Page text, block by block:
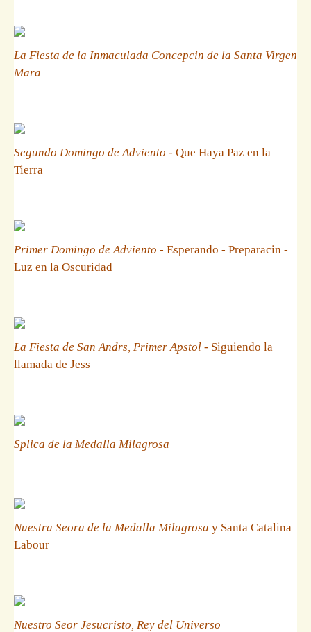
La Fiesta de la Inmaculada Concepcin de la Santa Virgen
Mara
Segundo Domingo de Adviento - Que Haya Paz en la
Tierra
Primer Domingo de Adviento - Esperando - Preparacin -
Luz en la Oscuridad
La Fiesta de San Andrs, Primer Apstol - Siguiendo la
llamada de Jess
Splica de la Medalla Milagrosa
Nuestra Seora de la Medalla Milagrosa y Santa Catalina
Labour
Nuestro Seor Jesucristo, Rey del Universo